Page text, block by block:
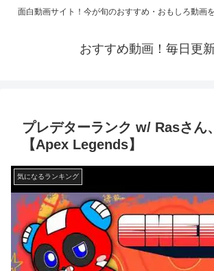
面白動画サイト！今が旬のおすすめ・おもしろ動画
おすすめ動画！毎日更新
プレデターランク w/ Rasさん
【Apex Legends】
気になるランキング